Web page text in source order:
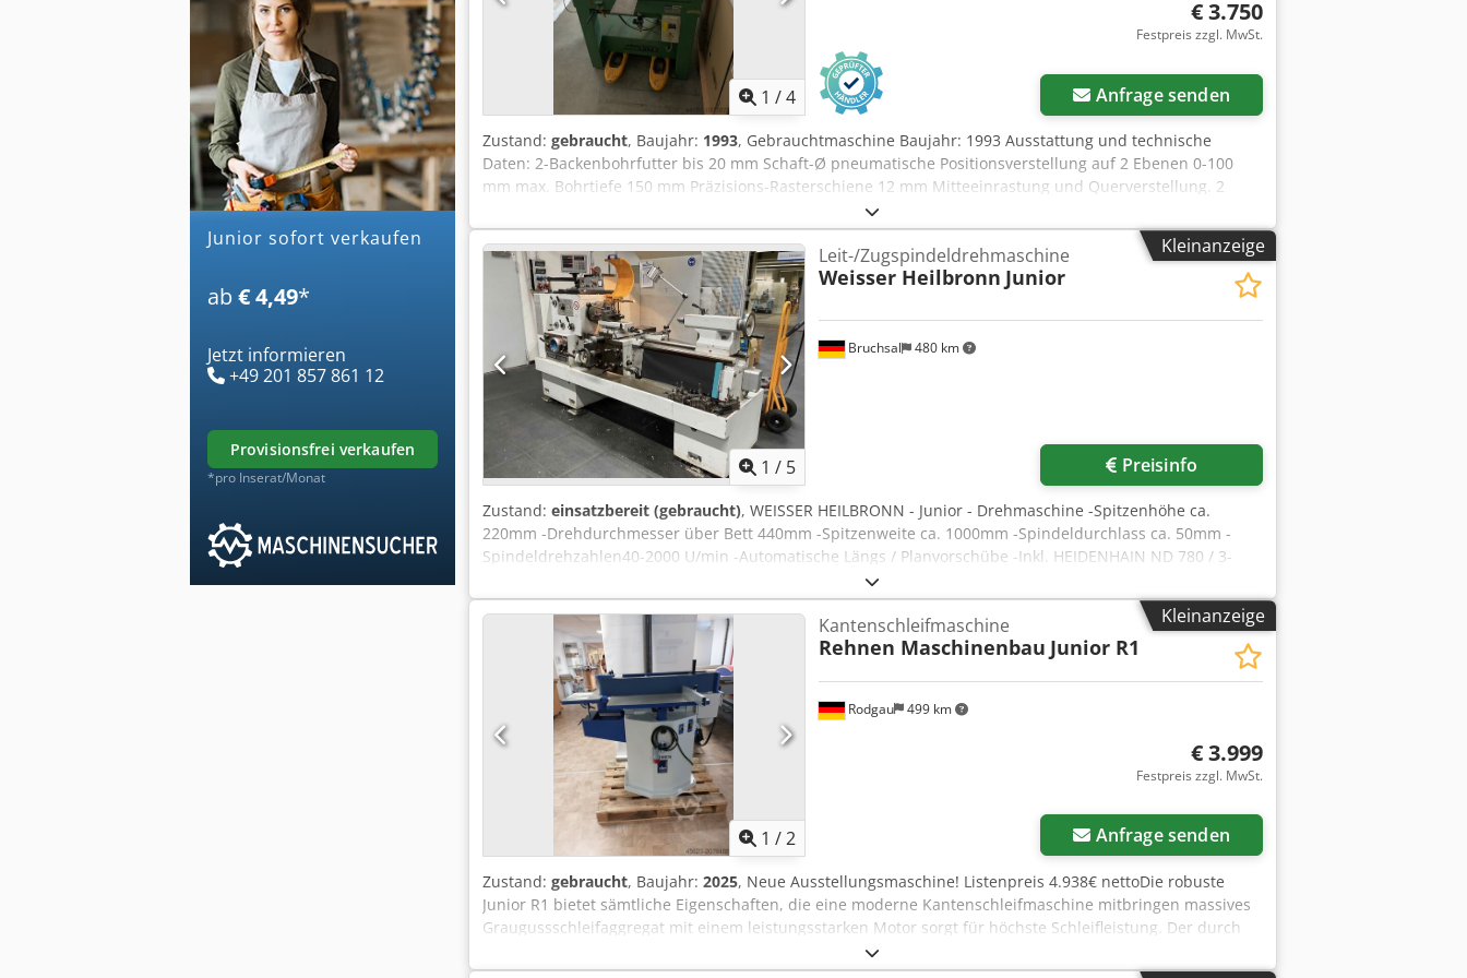
junior sofort verkaufen
ab € 4,49*
Jetzt informieren
+49 201 857 861 12
provisionsfrei verkaufen
*pro Inserat/Monat
1 /4
€ 3.750
Festpreis zzgl. MwSt.
Anfrage senden
Zustand: gebraucht, Baujahr: 1993, Gebrauchtmaschine Baujahr: 1993 Ausstattung und technische
Daten: 2-Backenbohrfutter bis 20 mm Schaft-Ø pneumatische Positionsverstellung auf 2 Ebenen 0-100
mm max. Bohrtiefe 150 mm Präzisions-Rasterschiene 12 mm Mitteeinrastung und Querverstellung. 2
pneum. Sicherheits-Spannzylinder Motor 1,5 kW Drehzahl 2800 U/min. Langlochbohreinrichtung
absenkbar mit 2 Programmnocken Cedpfjw I Uy Tex Adwjrf Maschinengewicht ca. 310 kg Maschinengröße
(BTH) 1100 x 1100 x 1500 mm (ohne Anschlag) Verfügbarkeit: kurzfristig Standort: Röllbach
Kleinanzeige
1 / 5
Bruchsal 480 km
Leit-/Zugspindeldrehmaschine
Weisser Heilbronn Junior
Preisinfo
Zustand: einsatzbereit (gebraucht), WEISSER HEILBRONN - Junior - Drehmaschine -Spitzenhöhe ca.
220mm -Drehdurchmesser über Bett 440mm -Spitzenweite ca. 1000mm -Spindeldurchlass ca. 50mm -
Spindeldrehzahlen40-2000 U/min -Automatische Längs / Planvorschübe -Inkl. HEIDENHAIN ND 780 / 3-
Achs - Digitalanzeige -FORKARDT F250 3-Backenfutter - Multifix mit Einsätzen -Elektrischer Futterschutz -
L&Z Spindelabdeckung Abmaße: LxBxH 2,6x1,3x1,9 Meter / Gewicht 1700Kg Csdpfjztbhmex Adwsrf
Kleinanzeige
Mehr Bilder anfragen
1 /2
Rodgau 499 km
Kantenschleifmaschine
Rehnen Maschinenbau Junior R1
€ 3.999
Festpreis zzgl. MwSt.
Anfrage senden
Zustand: gebraucht, Baujahr: 2025, Neue Ausstellungsmaschine! Listenpreis 4.938€ nettoDie robuste
Junior R1 bietet sämtliche Eigenschaften, die eine moderne Kantenschleifmaschine mitbringen massives
Graugussschleifaggregat mit einem leistungsstarken Motor sorgt für höchste Schleifleistung. Der durch
Federdruck in der Höhe verstellbare Arbeitstisch lässt eine optimale Bandausnutzung und ein sicheres
Arbeiten Oberteil in schwerer Gussausführung mit eingebautem Drehstrommotor 380 V, 2,2kW, 2850